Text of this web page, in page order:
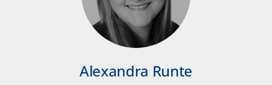
Alexandra Runte